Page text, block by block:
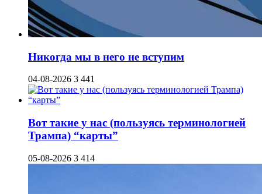
Никогда мы в него не вступим
04-08-2026 3 441
Вот такие у нас (пользуясь терминологией
Трампа) “карты”
05-08-2026 3 414